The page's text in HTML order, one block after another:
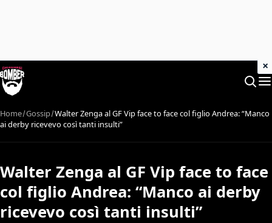
Home Gossip Walter Zenga al GF Vip face to face col figlio Andrea: “Manco
ai derby ricevevo così tanti insulti”
Walter Zenga al GF Vip face to face
col figlio Andrea: “Manco ai derby
ricevevo così tanti insulti”
×